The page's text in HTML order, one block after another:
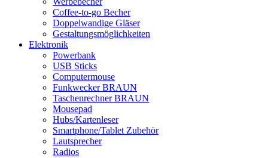
Coffee-to-go Becher
Doppelwandige Gläser
Gestaltungsmöglichkeiten
Elektronik
Powerbank
USB Sticks
Computermouse
Funkwecker BRAUN
Taschenrechner BRAUN
Mousepad
Hubs/Kartenleser
Smartphone/Tablet Zubehör
Lautsprecher
Radios